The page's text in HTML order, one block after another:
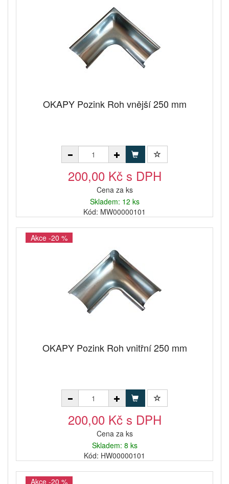
OKAPY Pozink Roh vnější 250 mm
200,00 Kč s DPH
Cena za ks
Skladem: 12 ks
Kód: MW00000101
Akce -20 %
OKAPY Pozink Roh vnitřní 250 mm
200,00 Kč s DPH
Cena za ks
Skladem: 8 ks
Kód: HW00000101
Akce -20 %